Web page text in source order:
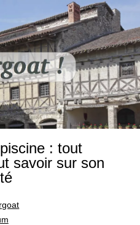
: tout
savoir sur son